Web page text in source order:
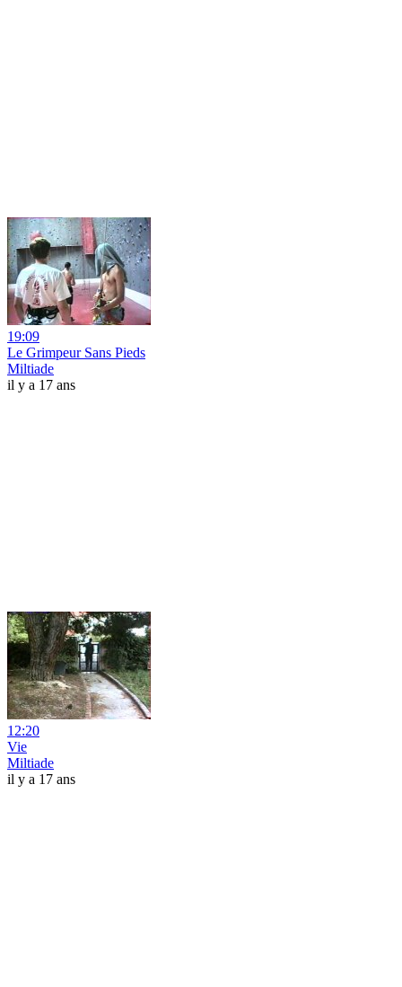
19:09
Le Grimpeur Sans Pieds
Miltiade
il y a 17 ans
12:20
Vie
Miltiade
il y a 17 ans